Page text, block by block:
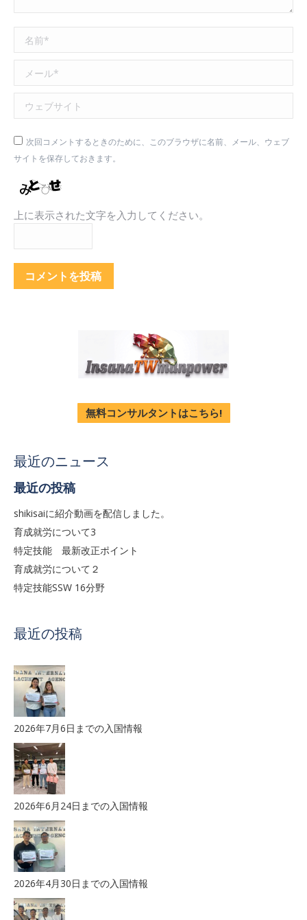
名前 *
メール *
ウェブサイト
次回コメントするときのために、このブラウザに名前、メール、ウェブ
サイトを保存しておきます。
上に表示された文字を入力してください。
コメントを投稿
無料コンサルタントはこちら!
最近のニュース
最近の投稿
shikisaiに紹介動画を配信しました。
育成就労について3
特定技能 最新改正ポイント
育成就労について２
特定技能SSW 16分野
最近の投稿
2026年7月6日までの入国情報
2026年6月24日までの入国情報
2026年4月30日までの入国情報